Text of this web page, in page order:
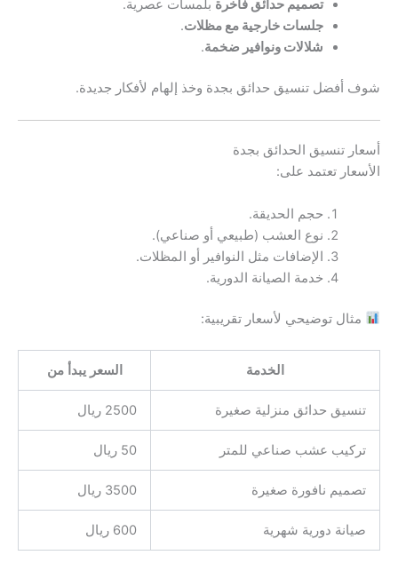
تصميم حدائق فاخرة بلمسات عصرية.
جلسات خارجية مع مظلات.
شلالات ونوافير ضخمة.
شوف أفضل تنسيق حدائق بجدة وخذ إلهام لأفكار جديدة.
أسعار تنسيق الحدائق بجدة
الأسعار تعتمد على:
حجم الحديقة.
نوع العشب (طبيعي أو صناعي).
الإضافات مثل النوافير أو المظلات.
خدمة الصيانة الدورية.
مثال توضيحي لأسعار تقريبية:
الخدمة السعر يبدأ من
تنسيق حدائق منزلية صغيرة 2500 ريال
تركيب عشب صناعي للمتر 50 ريال
تصميم نافورة صغيرة 3500 ريال
صيانة دورية شهرية 600 ريال